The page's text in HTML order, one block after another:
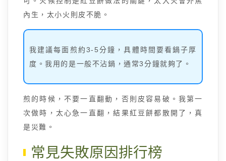
內生，太小火則皮不脆。
我建議每面煎約3-5分鐘，具體時間要看鍋子厚
度。我用的是一般不沾鍋，通常3分鐘就夠了。
煎的時候，不要一直翻動，否則皮容易破。我第一
次做時，太心急一直翻，結果紅豆餅都散開了，真
是災難。
常見失敗原因排行榜